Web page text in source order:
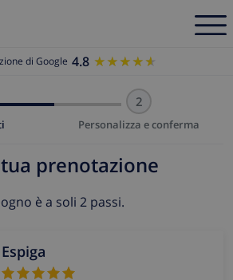
di Google 4.8 ★★★★★
★★★★★
2
Personalizza e conferma
prenotazione
è a soli 2 passi.
Espiga